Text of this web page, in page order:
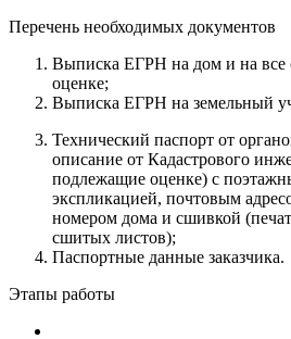
Перечень необходимых документов
Выписка ЕГРН на дом и на все
оценке;
Выписка ЕГРН на земельный
Технический паспорт от
описание от Кадастрового
подлежащие оценке) с
экспликацией, почтовым
номером дома и сшивкой
сшитых листов);
Паспортные данные заказчика.
Этапы работы